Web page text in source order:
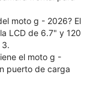
moto g - 2026? El
LCD de 6.7" y 120
3.
el moto g -
puerto de carga